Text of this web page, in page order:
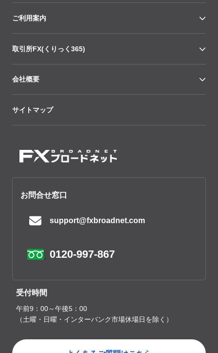
ご利用案内
取引所FX(くりっく365)
会社概要
サイトマップ
お問合せ窓口
support@fxbroadnet.com
0120-997-867
受付時間
午前9：00～午後5：00
（土曜・日曜・インターバンク市場休場日を除く）